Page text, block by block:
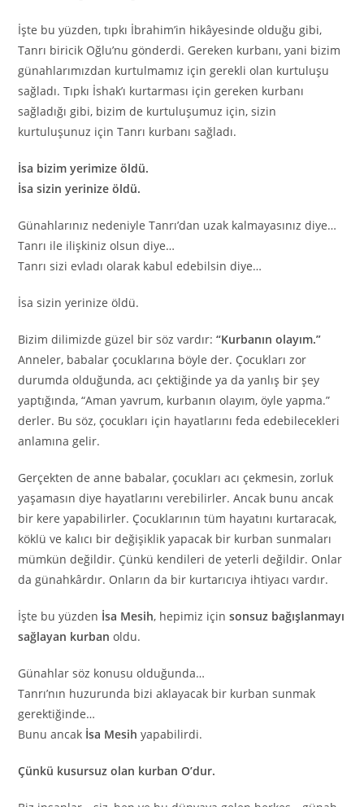
İşte bu yüzden, tıpkı İbrahim’in hikâyesinde olduğu gibi,
Tanrı biricik Oğlu’nu gönderdi. Gereken kurbanı, yani bizim
günahlarımızdan kurtulmamız için gerekli olan kurtuluşu
sağladı. Tıpkı İshak’ı kurtarması için gereken kurbanı
sağladığı gibi, bizim de kurtuluşumuz için, sizin
kurtuluşunuz için Tanrı kurbanı sağladı.
İsa bizim yerimize öldü.
İsa sizin yerinize öldü.
Günahlarınız nedeniyle Tanrı’dan uzak kalmayasınız diye…
Tanrı ile ilişkiniz olsun diye…
Tanrı sizi evladı olarak kabul edebilsin diye…
İsa sizin yerinize öldü.
Bizim dilimizde güzel bir söz vardır:“Kurbanın olayım.”
Anneler, babalar çocuklarına böyle der. Çocukları zor
durumda olduğunda, acı çektiğinde ya da yanlış bir şey
yaptığında, “Aman yavrum, kurbanın olayım, öyle yapma.”
derler. Bu söz, çocukları için hayatlarını feda edebilecekleri
anlamına gelir.
Gerçekten de anne babalar, çocukları acı çekmesin, zorluk
yaşamasın diye hayatlarını verebilirler. Ancak bunu ancak
bir kere yapabilirler. Çocuklarının tüm hayatını kurtaracak,
köklü ve kalıcı bir değişiklik yapacak bir kurban sunmaları
mümkün değildir. Çünkü kendileri de yeterli değildir. Onlar
da günahkârdır. Onların da bir kurtarıcıya ihtiyacı vardır.
İşte bu yüzden İsa Mesih, hepimiz içinsonsuz bağışlanmayı
sağlayan kurban oldu.
Günahlar söz konusu olduğunda…
Tanrı’nın huzurunda bizi aklayacak bir kurban sunmak
gerektiğinde…
Bunu ancak İsa Mesih yapabilirdi.
Çünkü kusursuz olan kurban O’dur.